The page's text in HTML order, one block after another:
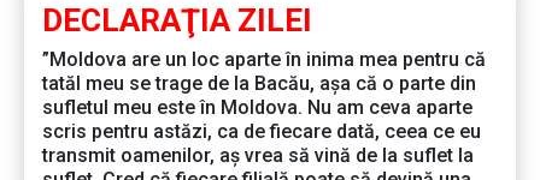
DECLARAŢIA ZILEI
”Moldova are un loc aparte în inima mea pentru că
tatăl meu se trage de la Bacău, așa că o parte din
sufletul meu este în Moldova. Nu am ceva aparte
scris pentru astăzi, ca de fiecare dată, ceea ce eu
transmit oamenilor, aș vrea să vină de la suflet la